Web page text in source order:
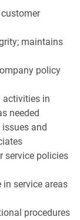
maintains
policy
activities in
needed
and
service policies
service areas
procedures